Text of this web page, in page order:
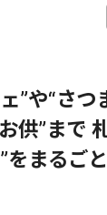
”や“さ
供”まで
をまるご